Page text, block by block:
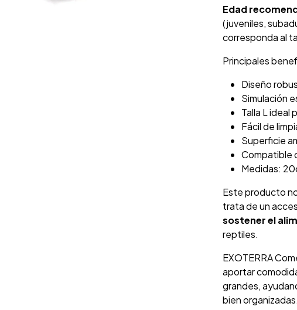
Edad
(juveniles,
corresponda al
Principales
Diseño
Simulación
Talla L ideal
Fácil de
Superficie
Compatible
Medidas:
Este producto
trata de un
sostener el
reptiles.
EXOTERRA
aportar
grandes,
bien organizadas.